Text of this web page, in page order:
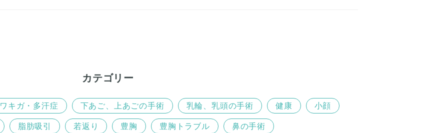
カテゴリー
ワキガ・多汗症 下あご、上あごの手術 乳輪、乳頭の手術 健康 小顔
脂肪吸引 若返り 豊胸 豊胸トラブル 鼻の手術